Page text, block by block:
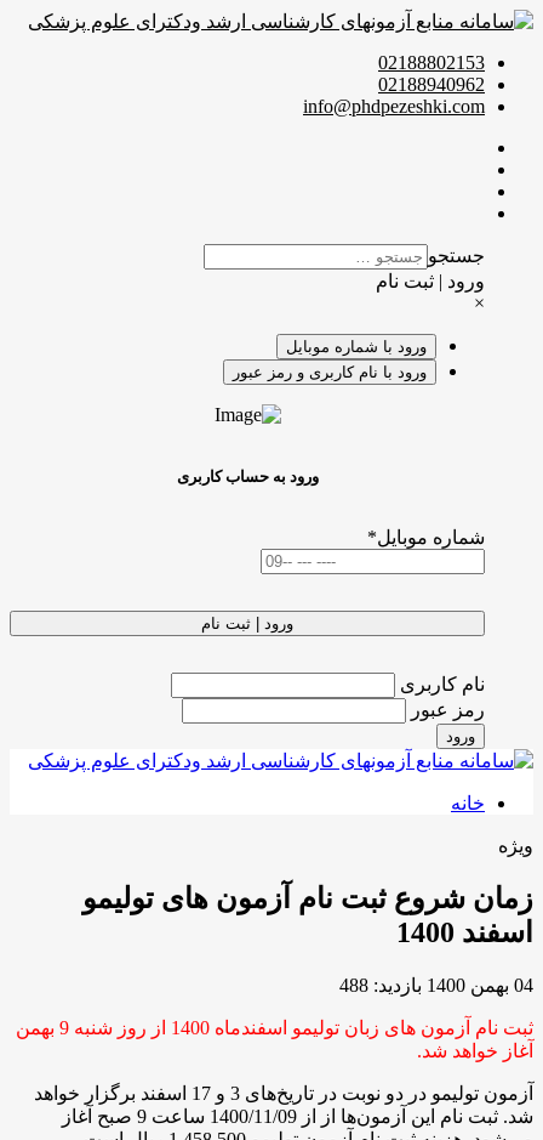
02188802153
02188940962
info@phdpezeshki.com
جستجو
ورود | ثبت نام
×
ورود با شماره موبایل
ورود با نام کاربری و رمز عبور
ورود به حساب کاربری
شماره موبایل*
ورود | ثبت نام
نام کاربری
رمز عبور
ورود
خانه
ویژه
زمان شروع ثبت نام آزمون های تولیمو
اسفند 1400
04 بهمن 1400 بازدید: 488
ثبت نام آزمون های زبان تولیمو اسفندماه 1400 از روز شنبه 9 بهمن
آغاز خواهد شد.
آزمون تولیمو در دو نوبت در تاریخ‌های 3 و 17 اسفند برگزار خواهد
شد. ثبت نام این آزمون‌ها از از 1400/11/09 ساعت 9 صبح آغاز